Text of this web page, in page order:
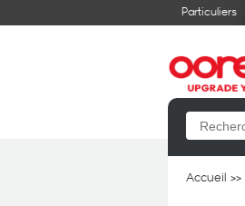
Particuliers
Accueil